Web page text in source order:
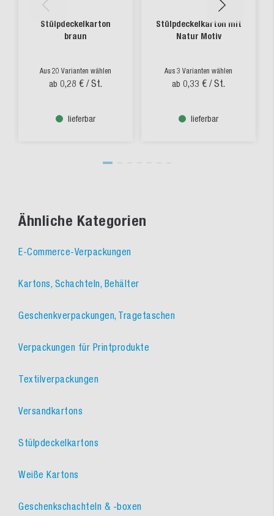
Stülpdeckelkarton
braun
Aus 20 Varianten wählen
ab 0,28 € / St.
lieferbar
Stülpdeckelkarton mit
Natur Motiv
Aus 3 Varianten wählen
ab 0,33 € / St.
lieferbar
Ähnliche Kategorien
E-Commerce-Verpackungen
Kartons, Schachteln, Behälter
Geschenkverpackungen, Tragetaschen
Verpackungen für Printprodukte
Textilverpackungen
Versandkartons
Stülpdeckelkartons
Weiße Kartons
Geschenkschachteln & -boxen